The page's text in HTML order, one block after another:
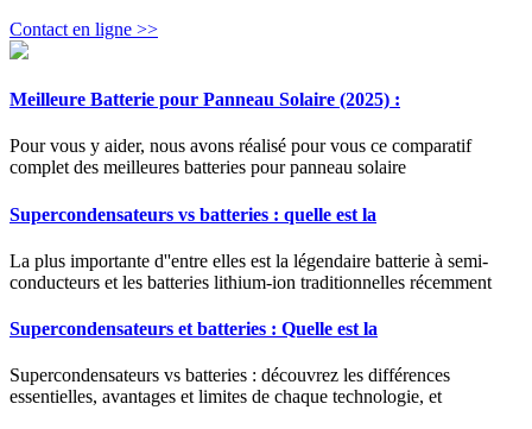
Contact en ligne >>
Meilleure Batterie pour Panneau Solaire (2025) :
Pour vous y aider, nous avons réalisé pour vous ce comparatif
complet des meilleures batteries pour panneau solaire
Supercondensateurs vs batteries : quelle est la
La plus importante d''entre elles est la légendaire batterie à semi-
conducteurs et les batteries lithium-ion traditionnelles récemment
Supercondensateurs et batteries : Quelle est la
Supercondensateurs vs batteries : découvrez les différences
essentielles, avantages et limites de chaque technologie, et